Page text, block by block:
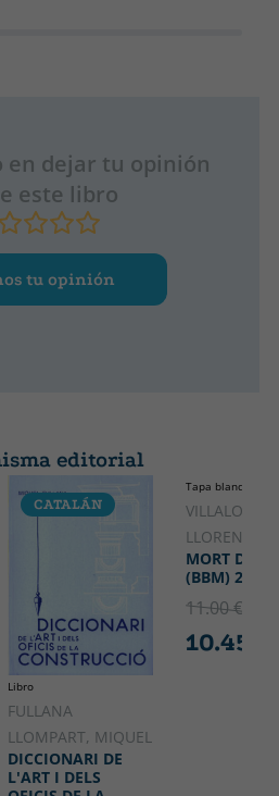
en dejar tu opinión
este libro
tu opinión
editorial
CATALÁN
Libro
FULLANA
LLOMPART, MIQUEL
DICCIONARI DE
L'ART I DELS
CATALÁN
Tapa blanda o
VILLALONGA,
LLORENÇ
MORT DE
(BBM) 2A
11.00 €
10.45 €